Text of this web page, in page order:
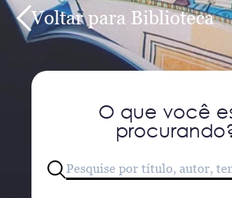
Voltar para Biblioteca
O que você